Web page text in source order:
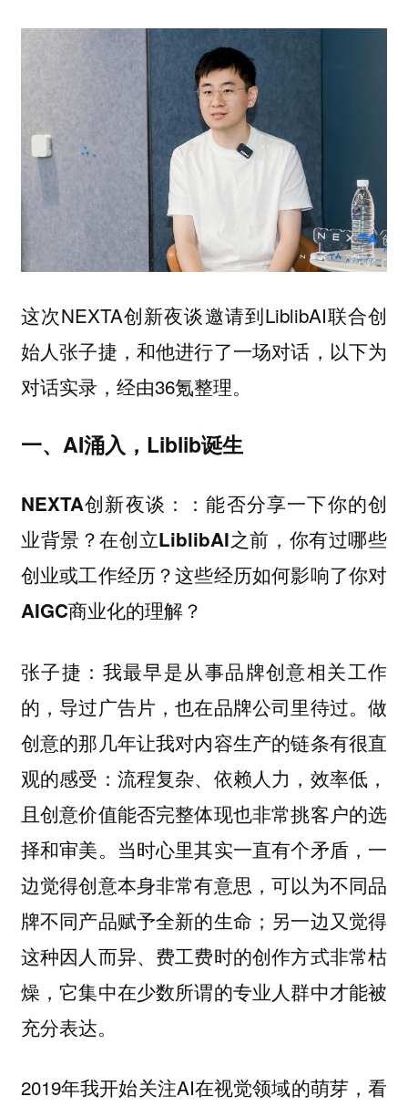
这次NEXTA创新夜谈邀请到LiblibAI联合创
始人张子捷，和他进行了一场对话，以下为
对话实录，经由36氪整理。
一、AI涌入，Liblib诞生
NEXTA创新夜谈：：能否分享一下你的创
业背景？在创立LiblibAI之前，你有过哪些
创业或工作经历？这些经历如何影响了你对
AIGC商业化的理解？
张子捷 ：我最早是从事品牌创意相关工作
的，导过广告片，也在品牌公司里待过。做
创意的那几年让我对内容生产的链条有很直
观的感受：流程复杂、依赖人力，效率低，
且创意价值能否完整体现也非常挑客户的选
择和审美。当时心里其实一直有个矛盾，一
边觉得创意本身非常有意思，可以为不同品
牌不同产品赋予全新的生命；另一边又觉得
这种因人而异、费工费时的创作方式非常枯
燥，它集中在少数所谓的专业人群中才能被
充分表达。
2019年我开始关注AI在视觉领域的萌芽，看